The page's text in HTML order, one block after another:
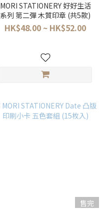
MORI STATIONERY 好好生活
系列 第二彈 木質印章 (共5款)
HK$48.00 ~ HK$52.00
售完